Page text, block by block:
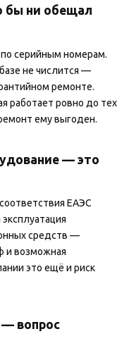
бы ни обещал
серийным номерам.
не числится —
ремонте.
работает ровно до тех
ему выгоден.
— это
ЕАЭС
средств —
и возможная
это ещё и риск
вопрос